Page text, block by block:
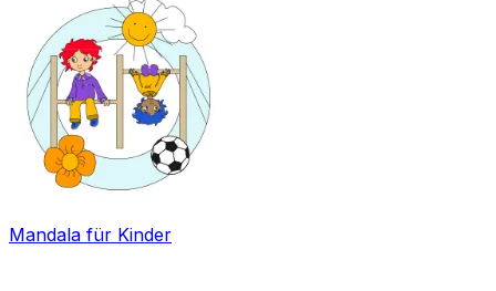
Mandala für Kinder